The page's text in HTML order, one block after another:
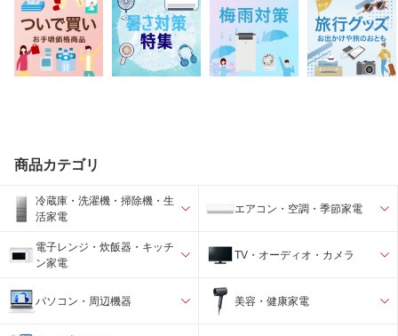
商品カテゴリ
冷蔵庫・洗濯機・掃除機・生
活家電
エアコン・空調・季節家電
電子レンジ・炊飯器・キッチ
ン家電
TV・オーディオ・カメラ
パソコン・周辺機器 美容・健康家電